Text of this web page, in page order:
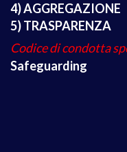
4) AGGREGAZIONE
5) TRASPARENZA
Codice di condotta
Safeguarding